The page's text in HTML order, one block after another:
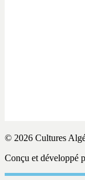
© 2026 Cultures
Conçu et développé